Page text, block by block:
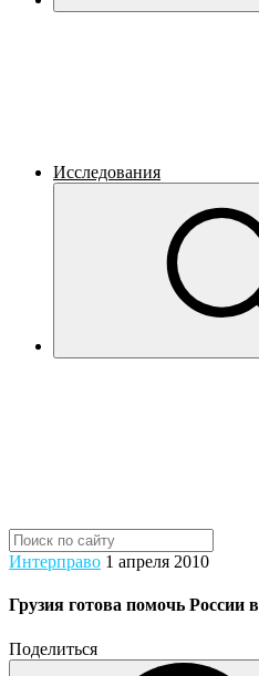
Исследования
Интерправо 1 апреля 2010
Грузия готова помочь России
Поделиться